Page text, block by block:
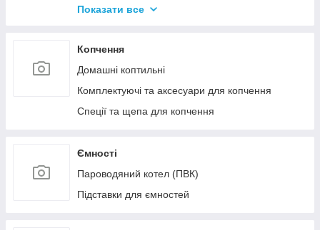
Комплектуючі та запчастини
Колони без ємності
Показати все
Копчення
Домашні коптильні
Комплектуючі та аксесуари для копчення
Спеції та щепа для копчення
Ємності
Пароводяний котел (ПВК)
Підставки для ємностей